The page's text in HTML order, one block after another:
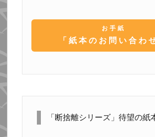
お手紙
「紙本のお問い合わ
「断捨離シリーズ」待望の紙